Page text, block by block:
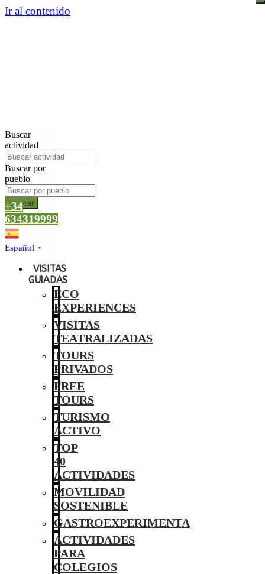
Ir al contenido
Buscar
actividad
Buscar por
pueblo
Buscar
+34
634319999
Español ▼
VISITAS
GUIADAS
ECO
EXPERIENCES
VISITAS
TEATRALIZADAS
TOURS
PRIVADOS
FREE
TOURS
TURISMO
ACTIVO
TOP
40
ACTIVIDADES
MOVILIDAD
SOSTENIBLE
GASTROEXPERIMENTA
ACTIVIDADES
PARA
COLEGIOS